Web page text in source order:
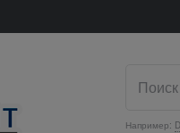
Например: